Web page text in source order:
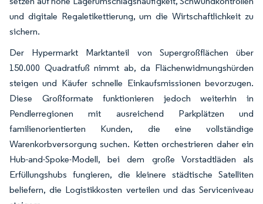
und digitale Regaletikettierung, um die Wirtschaftlichkeit zu
sichern.
Der Hypermarkt Marktanteil von Supergroßflächen über
150.000 Quadratfuß nimmt ab, da Flächenwidmungshürden
steigen und Käufer schnelle Einkaufsmissionen bevorzugen.
Diese Großformate funktionieren jedoch weiterhin in
Pendlerregionen mit ausreichend Parkplätzen und
familienorientierten Kunden, die eine vollständige
Warenkorbversorgung suchen. Ketten orchestrieren daher ein
Hub-and-Spoke-Modell, bei dem große Vorstadtläden als
Erfüllungshubs fungieren, die kleinere städtische Satelliten
beliefern, die Logistikkosten verteilen und das Serviceniveau